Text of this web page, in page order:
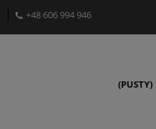
+48 606 994 946
(PUSTY)